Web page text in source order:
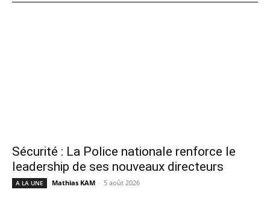
Sécurité : La Police nationale renforce le
leadership de ses nouveaux directeurs
A LA UNE Mathias KAM - 5 août 2026